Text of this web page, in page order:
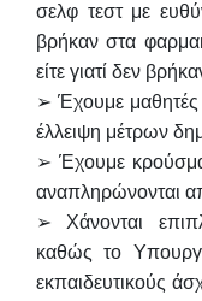
σελφ τεστ με
βρήκαν στα
είτε γιατί δεν
➢ Έχουμε μαθητές
έλλειψη μέτρων
➢ Έχουμε
αναπληρώνονται
➢ Χάνονται
καθώς το
εκπαιδευτικούς